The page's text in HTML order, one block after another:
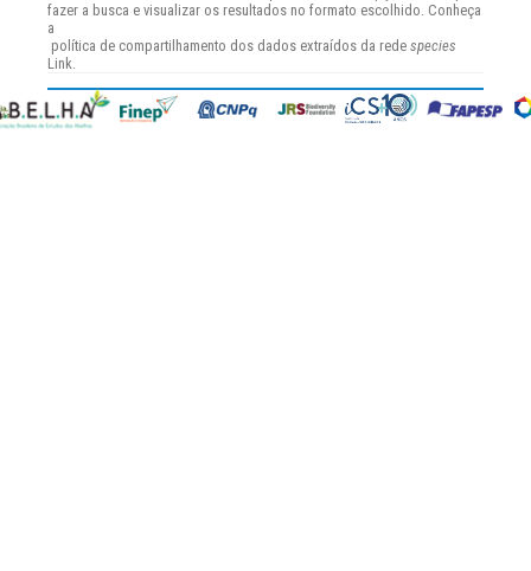
fazer a busca e visualizar os resultados no formato escolhido. Conheça
a
política de compartilhamento dos dados extraídos da rede species
Link.